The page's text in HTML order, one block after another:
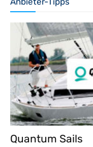
Quantum Sails